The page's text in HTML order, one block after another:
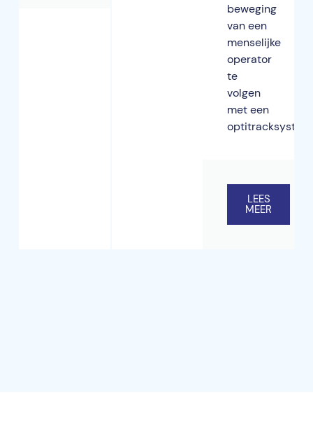
beweging
van een
menselijke
operator
te
volgen
met een
LEES
MEER